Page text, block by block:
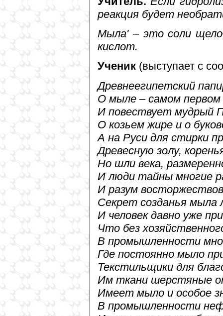
реакция будет
Мыла' – это соли
кислот.
Ученик (выступает с
Древнеегипетский
О мыле – самом первом
И повествует мудрый
О козьем жире и о
А на Руси для стирки
Древесную золу,
Но шли века,
И люди тайны многие
И разум
Секрет созданья мыла
И человек давно уже
Что без
В промышленности
Где постоянно мыло
Текстильщики для
Им ткани шерстяные
Имеет мыло и особое
В промышленности